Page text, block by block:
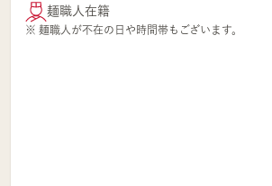
麺職人在籍
※ 麺職人が不在の日や時間帯もございます。